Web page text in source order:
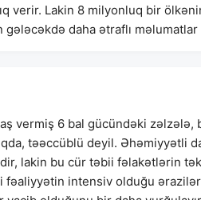
verir. Lakin 8 milyonluq bir
daha ətraflı
vermiş 6 bal gücündəki zəlzələ,
təəccüblü deyil. Əhəmiyyətli
lakin bu cür təbii fəlakətlərin
intensiv olduğu